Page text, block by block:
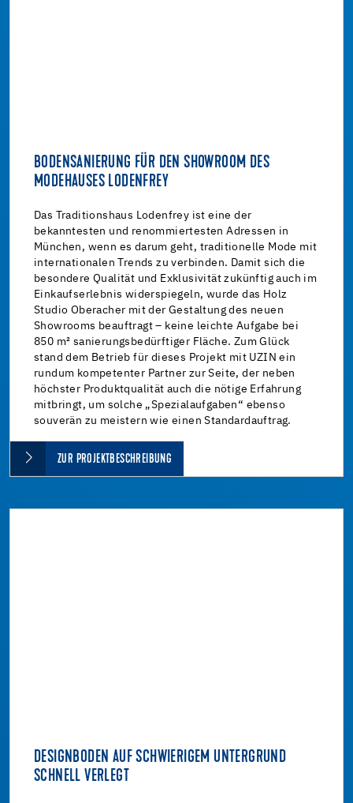
BODENSANIERUNG FÜR DEN SHOWROOM DES
MODEHAUSES LODENFREY
Das Traditionshaus Lodenfrey ist eine der
bekanntesten und renommiertesten Adressen in
München, wenn es darum geht, traditionelle Mode mit
internationalen Trends zu verbinden. Damit sich die
besondere Qualität und Exklusivität zukünftig auch im
Einkaufserlebnis widerspiegeln, wurde das Holz
Studio Oberacher mit der Gestaltung des neuen
Showrooms beauftragt – keine leichte Aufgabe bei
850 m² sanierungsbedürftiger Fläche. Zum Glück
stand dem Betrieb für dieses Projekt mit UZIN ein
rundum kompetenter Partner zur Seite, der neben
höchster Produktqualität auch die nötige Erfahrung
mitbringt, um solche „Spezialaufgaben“ ebenso
souverän zu meistern wie einen Standardauftrag.
ZUR PROJEKTBESCHREIBUNG
DESIGNBODEN AUF SCHWIERIGEM UNTERGRUND
SCHNELL VERLEGT